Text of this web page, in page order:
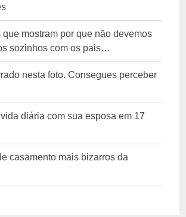
que mostram por que não devemos
sozinhos com os pais…
nesta foto. Consegues perceber
diária com sua esposa em 17
casamento mais bizarros da